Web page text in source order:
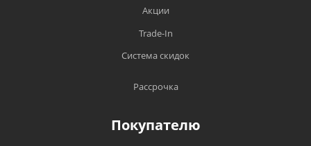
Акции
Trade-In
Система скидок
Рассрочка
Покупателю